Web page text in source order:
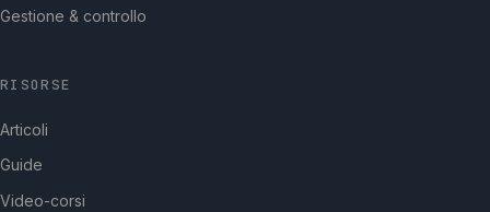
Gestione & controllo
RISORSE
Articoli
Guide
Video-corsi